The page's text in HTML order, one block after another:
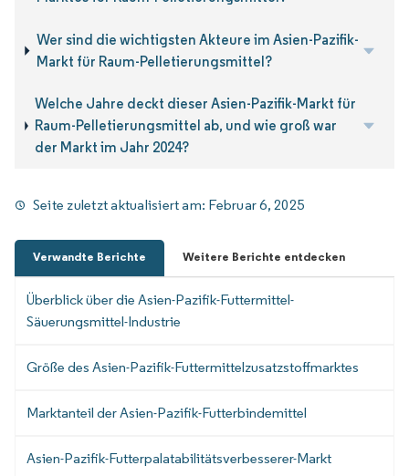
Wer sind die wichtigsten Akteure im Asien-Pazifik-
Markt für Raum-Pelletierungsmittel?
Welche Jahre deckt dieser Asien-Pazifik-Markt für
Raum-Pelletierungsmittel ab, und wie groß war
der Markt im Jahr 2024?
Seite zuletzt aktualisiert am: Februar 6, 2025
Verwandte Berichte Weitere Berichte entdecken
Überblick über die Asien-Pazifik-Futtermittel-
Säuerungsmittel-Industrie
Größe des Asien-Pazifik-Futtermittelzusatzstoffmarktes
Marktanteil der Asien-Pazifik-Futterbindemittel
Asien-Pazifik-Futterpalatabilitätsverbesserer-Markt